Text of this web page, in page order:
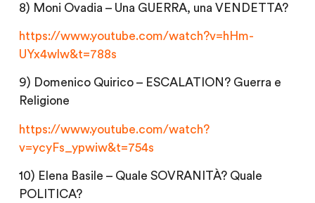
8) Moni Ovadia – Una GUERRA, una VENDETTA?
https://www.youtube.com/watch?v=hHm-
UYx4wlw&t=788s
9) Domenico Quirico – ESCALATION? Guerra e
Religione
https://www.youtube.com/watch?
v=ycyFs_ypwiw&t=754s
10) Elena Basile – Quale SOVRANITÀ? Quale
POLITICA?